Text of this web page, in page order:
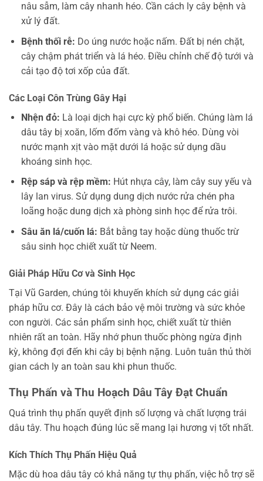
nâu sẫm, làm cây nhanh héo. Cần cách ly cây bệnh và
xử lý đất.
Bệnh thối rễ: Do úng nước hoặc nấm. Đất bị nén chặt,
cây chậm phát triển và lá héo. Điều chỉnh chế độ tưới và
cải tạo độ tơi xốp của đất.
Các Loại Côn Trùng Gây Hại
Nhện đỏ: Là loại dịch hại cực kỳ phổ biến. Chúng làm lá
dâu tây bị xoăn, lốm đốm vàng và khô héo. Dùng vòi
nước mạnh xịt vào mặt dưới lá hoặc sử dụng dầu
khoáng sinh học.
Rệp sáp và rệp mềm: Hút nhựa cây, làm cây suy yếu và
lây lan virus. Sử dụng dung dịch nước rửa chén pha
loãng hoặc dung dịch xà phòng sinh học để rửa trôi.
Sâu ăn lá/cuốn lá: Bắt bằng tay hoặc dùng thuốc trừ
sâu sinh học chiết xuất từ Neem.
Giải Pháp Hữu Cơ và Sinh Học
Tại Vũ Garden, chúng tôi khuyến khích sử dụng các giải
pháp hữu cơ. Đây là cách bảo vệ môi trường và sức khỏe
con người. Các sản phẩm sinh học, chiết xuất từ thiên
nhiên rất an toàn. Hãy nhớ phun thuốc phòng ngừa định
kỳ, không đợi đến khi cây bị bệnh nặng. Luôn tuân thủ thời
gian cách ly an toàn sau khi phun thuốc.
Thụ Phấn và Thu Hoạch Dâu Tây Đạt Chuẩn
Quá trình thụ phấn quyết định số lượng và chất lượng trái
dâu tây. Thu hoạch đúng lúc sẽ mang lại hương vị tốt nhất.
Kích Thích Thụ Phấn Hiệu Quả
Mặc dù hoa dâu tây có khả năng tự thụ phấn, việc hỗ trợ sẽ